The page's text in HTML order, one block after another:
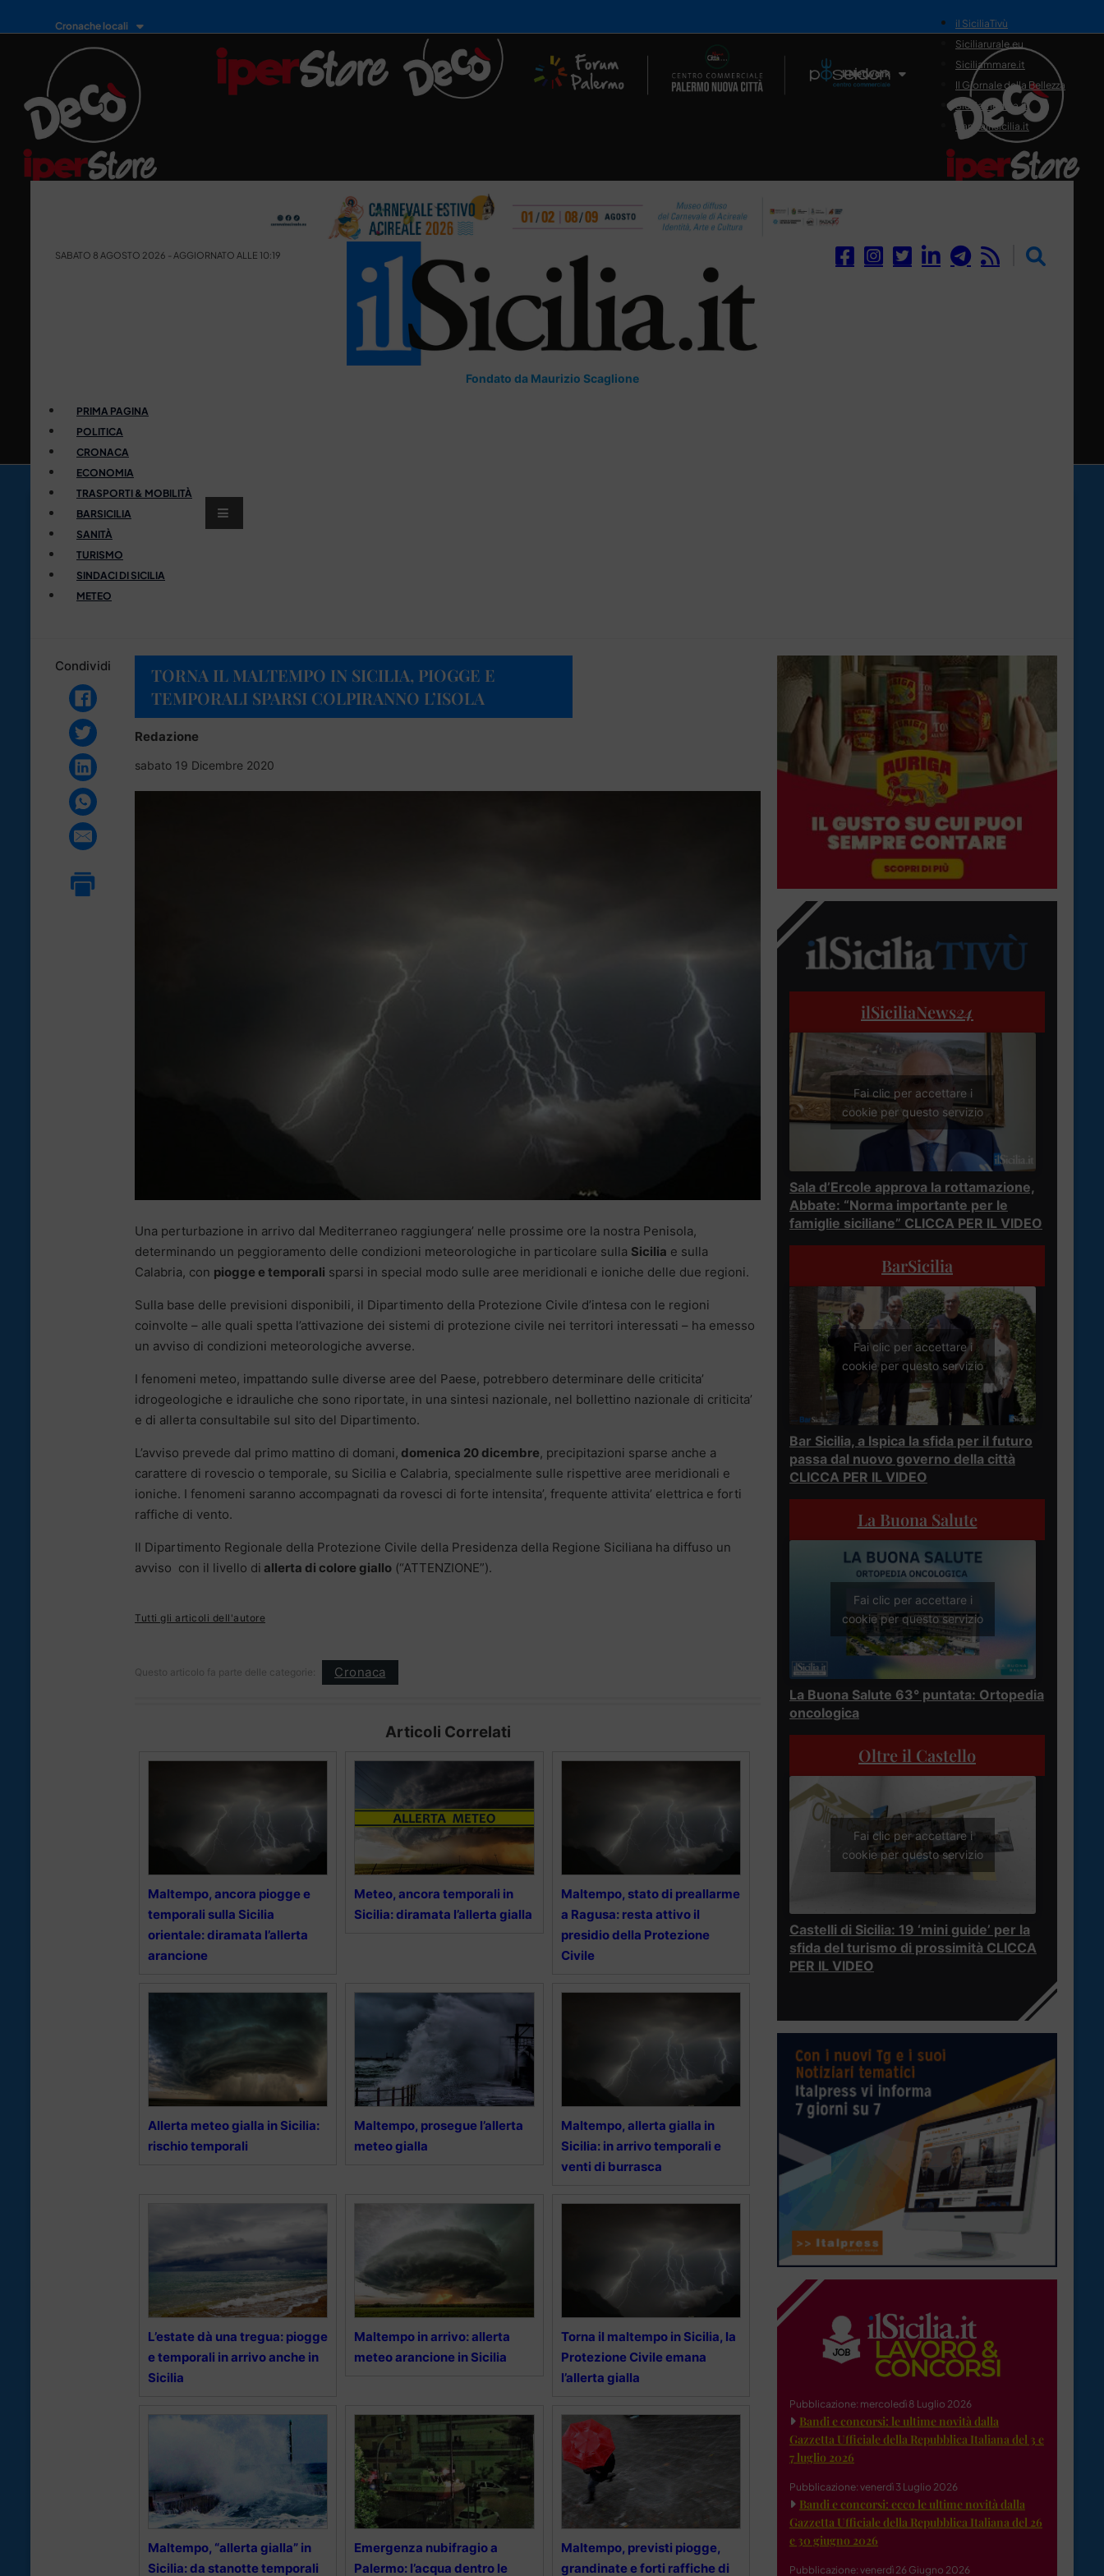
Cronache locali
Il Network
il SiciliaTivù
Siciliarurale.eu
Siciliammare.it
Il Giornale della Bellezza
Siciliamedica.it
Sanitainsicilia.it
SABATO 8 AGOSTO 2026 - AGGIORNATO ALLE 10:19
Fondato da Maurizio Scaglione
PRIMA PAGINA
POLITICA
CRONACA
ECONOMIA
TRASPORTI & MOBILITÀ
BARSICILIA
SANITÀ
TURISMO
SINDACI DI SICILIA
METEO
Condividi
TORNA IL MALTEMPO IN SICILIA, PIOGGE E
TEMPORALI SPARSI COLPIRANNO L’ISOLA
Redazione
sabato 19 Dicembre 2020
Una perturbazione in arrivo dal Mediterraneo raggiungera’ nelle prossime ore la nostra Penisola,
determinando un peggioramento delle condizioni meteorologiche in particolare sulla Sicilia e sulla
Calabria, con piogge e temporali sparsi in special modo sulle aree meridionali e ioniche delle due regioni.
Sulla base delle previsioni disponibili, il Dipartimento della Protezione Civile d’intesa con le regioni
coinvolte – alle quali spetta l’attivazione dei sistemi di protezione civile nei territori interessati – ha emesso
un avviso di condizioni meteorologiche avverse.
I fenomeni meteo, impattando sulle diverse aree del Paese, potrebbero determinare delle criticita’
idrogeologiche e idrauliche che sono riportate, in una sintesi nazionale, nel bollettino nazionale di criticita’
e di allerta consultabile sul sito del Dipartimento.
L’avviso prevede dal primo mattino di domani, domenica 20 dicembre, precipitazioni sparse anche a
carattere di rovescio o temporale, su Sicilia e Calabria, specialmente sulle rispettive aree meridionali e
ioniche. I fenomeni saranno accompagnati da rovesci di forte intensita’, frequente attivita’ elettrica e forti
raffiche di vento.
Il Dipartimento Regionale della Protezione Civile della Presidenza della Regione Siciliana ha diffuso un
avviso con il livello di allerta di colore giallo (“ATTENZIONE”).
Tutti gli articoli dell'autore
Questo articolo fa parte delle categorie: Cronaca
Articoli Correlati
Maltempo, ancora piogge e
temporali sulla Sicilia
orientale: diramata l’allerta
arancione
Meteo, ancora temporali in
Sicilia: diramata l’allerta gialla
Maltempo, stato di preallarme
a Ragusa: resta attivo il
presidio della Protezione
Civile
Allerta meteo gialla in Sicilia:
rischio temporali
Maltempo, prosegue l’allerta
meteo gialla
Maltempo, allerta gialla in
Sicilia: in arrivo temporali e
venti di burrasca
L’estate dà una tregua: piogge
e temporali in arrivo anche in
Sicilia
Maltempo in arrivo: allerta
meteo arancione in Sicilia
Torna il maltempo in Sicilia, la
Protezione Civile emana
l’allerta gialla
Maltempo, “allerta gialla” in
Sicilia: da stanotte temporali
Emergenza nubifragio a
Palermo: l’acqua dentro le
Maltempo, previsti piogge,
grandinate e forti raffiche di
ilSiciliaNews24
Fai clic per accettare i
cookie per questo servizio
Sala d’Ercole approva la rottamazione,
Abbate: “Norma importante per le
famiglie siciliane” CLICCA PER IL VIDEO
BarSicilia
Fai clic per accettare i
cookie per questo servizio
Bar Sicilia, a Ispica la sfida per il futuro
passa dal nuovo governo della città
CLICCA PER IL VIDEO
La Buona Salute
Fai clic per accettare i
cookie per questo servizio
La Buona Salute 63° puntata: Ortopedia
oncologica
Oltre il Castello
Fai clic per accettare i
cookie per questo servizio
Castelli di Sicilia: 19 ‘mini guide’ per la
sfida del turismo di prossimità CLICCA
PER IL VIDEO
Pubblicazione: mercoledì 8 Luglio 2026
Bandi e concorsi: le ultime novità dalla
Gazzetta Ufficiale della Repubblica Italiana del 3 e
7 luglio 2026
Pubblicazione: venerdì 3 Luglio 2026
Bandi e concorsi: ecco le ultime novità dalla
Gazzetta Ufficiale della Repubblica Italiana del 26
e 30 giugno 2026
Pubblicazione: venerdì 26 Giugno 2026